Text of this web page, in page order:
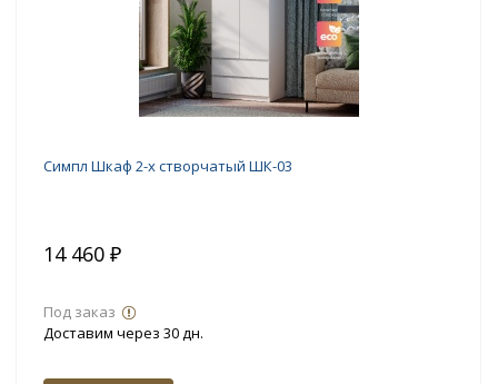
Симпл Шкаф 2-х створчатый ШК-03
14 460 ₽
Под заказ
Доставим через 30 дн.